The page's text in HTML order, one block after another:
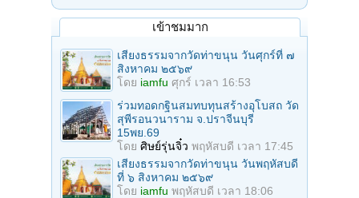
เข้าชมมาก
เสียงธรรมจากวัดท่าขนุน วันศุกร์ที่ ๗
สิงหาคม ๒๕๖๙
โดย iamfu ศุกร์ เวลา 16:53
ร่วมทอดกฐินสมทบทุนสร้างอุโบสถ วัด
สุพีรอนวนาราม จ.ปราจีนบุรี
15พย.69
โดย ศิษย์รุ่นจิ๋ว พฤหัสบดี เวลา 17:45
เสียงธรรมจากวัดท่าขนุน วันพฤหัสบดี
ที่ ๖ สิงหาคม ๒๕๖๙
โดย iamfu พฤหัสบดี เวลา 18:06